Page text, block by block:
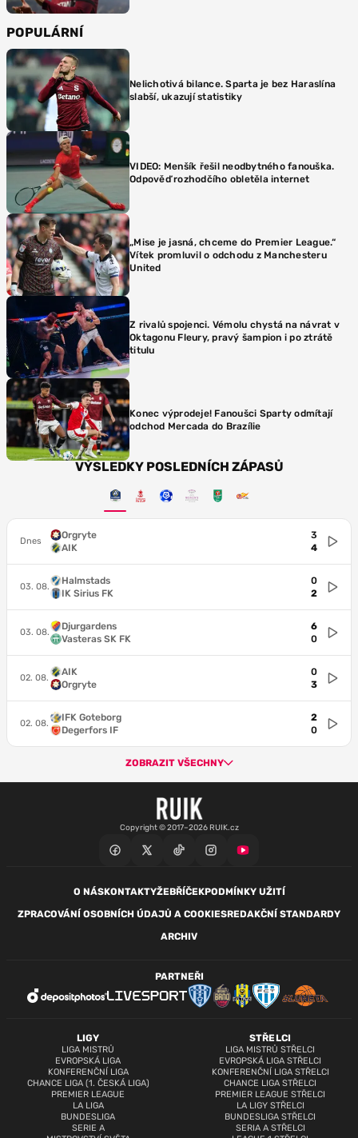
POPULÁRNÍ
Nelichotivá bilance. Sparta je bez Haraslína
slabší, ukazují statistiky
VIDEO: Menšík řešil neodbytného fanouška.
Odpověď rozhodčího obletěla internet
„Mise je jasná, chceme do Premier League.“
Vítek promluvil o odchodu z Manchesteru
United
Z rivalů spojenci. Vémolu chystá na návrat v
Oktagonu Fleury, pravý šampion i po ztrátě
titulu
Konec výprodeje! Fanoušci Sparty odmítají
odchod Mercada do Brazílie
VÝSLEDKY POSLEDNÍCH ZÁPASŮ
Dnes
Orgryte
AIK
3
4
03. 08.
Halmstads
IK Sirius FK
0
2
03. 08.
Djurgardens
Vasteras SK FK
6
0
02. 08.
AIK
Orgryte
0
3
02. 08.
IFK Goteborg
Degerfors IF
2
0
ZOBRAZIT VŠECHNY
Copyright © 2017–2026 RUIK.cz
O NÁSKONTAKTYŽEBŘÍČEKPODMÍNKY UŽITÍ
ZPRACOVÁNÍ OSOBNÍCH ÚDAJŮ A COOKIESREDAKČNÍ STANDARDY
ARCHIV
LIGY
LIGA MISTRŮ
EVROPSKÁ LIGA
KONFERENČNÍ LIGA
CHANCE LIGA (1. ČESKÁ LIGA)
PREMIER LEAGUE
LA LIGA
BUNDESLIGA
SERIE A
STŘELCI
LIGA MISTRŮ STŘELCI
EVROPSKÁ LIGA STŘELCI
KONFERENČNÍ LIGA STŘELCI
CHANCE LIGA STŘELCI
PREMIER LEAGUE STŘELCI
LA LIGY STŘELCI
BUNDESLIGA STŘELCI
SERIA A STŘELCI
PARTNEŘI